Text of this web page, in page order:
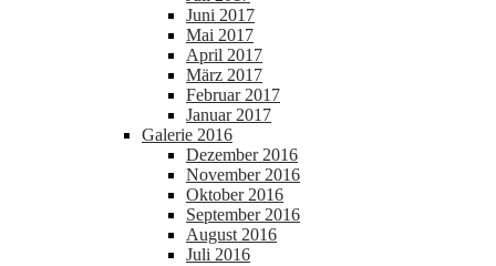
Juni 2017
Mai 2017
April 2017
März 2017
Februar 2017
Januar 2017
Galerie 2016
Dezember 2016
November 2016
Oktober 2016
September 2016
August 2016
Juli 2016